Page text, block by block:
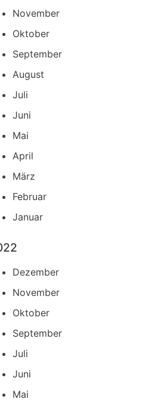
November
Oktober
September
August
Juli
Juni
Mai
April
März
Februar
Januar
Dezember
November
Oktober
September
Juli
Juni
Mai